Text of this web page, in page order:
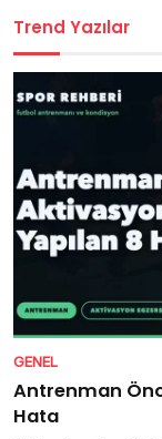
Trend Yazılar
GENEL
Antrenman
Hata